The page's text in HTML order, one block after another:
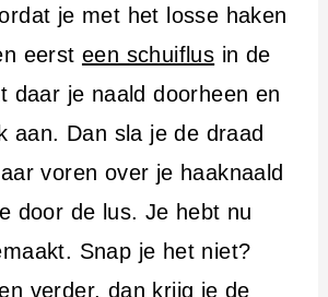
je met het losse haken
eerst een schuiflus in de
daar je naald doorheen en
aan. Dan sla je de draad
voren over je haaknaald
door de lus. Je hebt nu
Snap je het niet?
verder, dan krijg je de